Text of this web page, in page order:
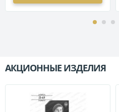
АКЦИОННЫЕ ИЗДЕЛИЯ